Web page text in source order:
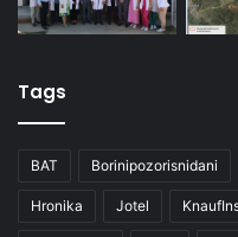
Tags
BAT Borinipozorisnidani
Hronika Jotel